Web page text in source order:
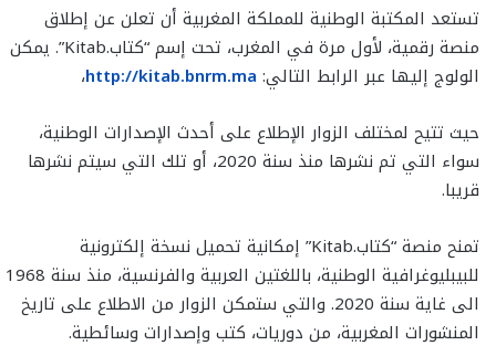
تستعد المكتبة الوطنية للمملكة المغربية أن تعلن عن إطلاق
منصة رقمية، لأول مرة في المغرب، تحت إسم “كتاب.Kitab”. يمكن
الولوج إليها عبر الرابط التالي: http://kitab.bnrm.ma،
حيث تتيح لمختلف الزوار الإطلاع على أحدث الإصدارات الوطنية،
سواء التي تم نشرها منذ سنة 2020، أو تلك التي سيتم نشرها
قريبا.
تمنح منصة “كتاب.Kitab” إمكانية تحميل نسخة إلكترونية
للبيبليوغرافية الوطنية، باللغتين العربية والفرنسية، منذ سنة 1968
الى غاية سنة 2020. والتي ستمكن الزوار من الاطلاع على تاريخ
المنشورات المغربية، من دوريات، كتب وإصدارات وسائطية.